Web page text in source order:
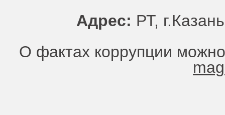
Адрес: РТ,
О фактах коррупции